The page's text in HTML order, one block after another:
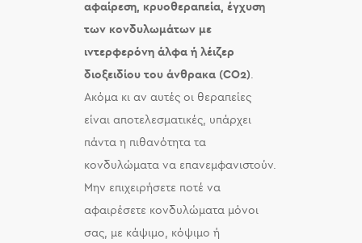
αφαίρεση, κρυοθεραπεία, έγχυση
των κονδυλωμάτων με
ιντερφερόνη άλφα ή λέιζερ
διοξειδίου του άνθρακα (CO2).
Ακόμα κι αν αυτές οι θεραπείες
είναι αποτελεσματικές, υπάρχει
πάντα η πιθανότητα τα
κονδυλώματα να επανεμφανιστούν.
Μην επιχειρήσετε ποτέ να
αφαιρέσετε κονδυλώματα μόνοι
σας, με κάψιμο, κόψιμο ή